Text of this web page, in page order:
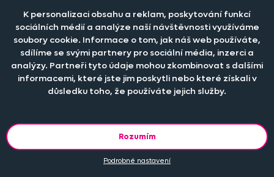
K personalizaci obsahu a reklam, poskytování funkcí
sociálních médií a analýze naší návštěvnosti využíváme
soubory cookie. Informace o tom, jak náš web používáte,
sdílíme se svými partnery pro sociální média, inzerci a
analýzy. Partneři tyto údaje mohou zkombinovat s dalšími
informacemi, které jste jim poskytli nebo které získali v
důsledku toho, že používáte jejich služby.
Rozumím
Podrobné nastavení